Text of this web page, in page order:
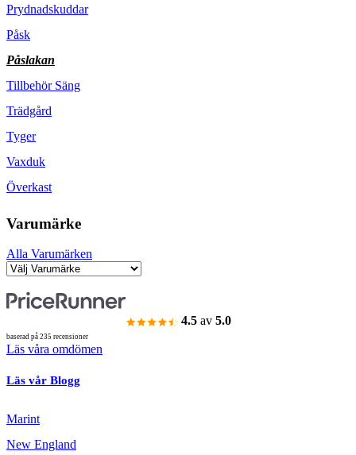
Prydnadskuddar
Påsk
Påslakan
Tillbehör Säng
Trädgård
Tyger
Vaxduk
Överkast
Varumärke
Alla Varumärken
4.5 av 5.0
baserad på 235 recensioner
Läs våra omdömen
Läs vår Blogg
Marint
New England